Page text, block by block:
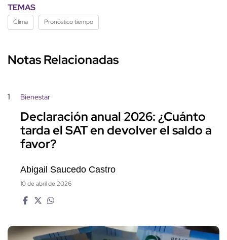
TEMAS
Clima Pronóstico tiempo
Notas Relacionadas
1 Bienestar
Declaración anual 2026: ¿Cuánto
tarda el SAT en devolver el saldo a
favor?
Abigail Saucedo Castro
10 de abril de 2026